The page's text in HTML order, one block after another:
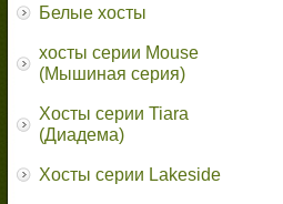
Белые хосты
хосты серии Mouse
(Мышиная серия)
Хосты серии Tiara
(Диадема)
Хосты серии Lakeside